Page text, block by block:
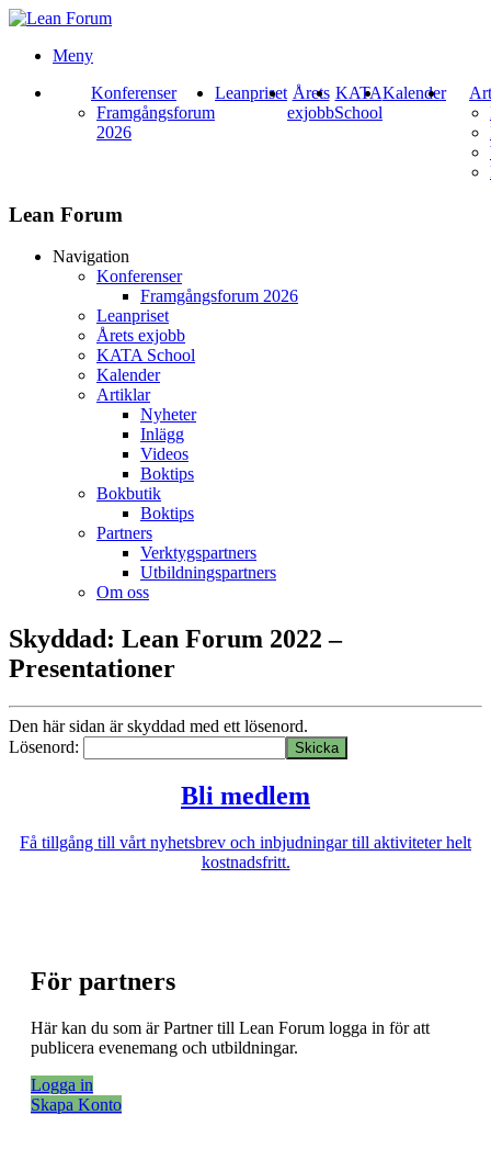
Meny
Konferenser
Framgångsforum
2026
Leanpriset Årets
exjobb
KATA
School
Kalender
Lean Forum
Navigation
Konferenser
Framgångsforum 2026
Leanpriset
Årets exjobb
KATA School
Kalender
Artiklar
Nyheter
Inlägg
Videos
Boktips
Bokbutik
Boktips
Partners
Verktygspartners
Utbildningspartners
Om oss
Skyddad: Lean Forum 2022 –
Presentationer
Den här sidan är skyddad med ett lösenord.
Lösenord:
Bli medlem
Få tillgång till vårt nyhetsbrev och inbjudningar till aktiviteter helt
kostnadsfritt.
För partners
Här kan du som är Partner till Lean Forum logga in för att
publicera evenemang och utbildningar.
Logga in
Skapa Konto